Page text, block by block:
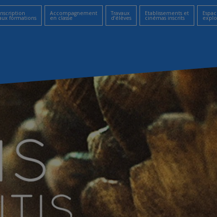
formations
Accompagnement
en classe
Travaux
d’élèves
Etablissements et
cinémas inscrits